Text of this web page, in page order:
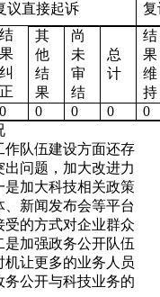
议直接起诉
复
结
果
纠
正
其
他
结
果
尚
未
审
结
总
计
结
果
维
持
0 0 0 0
0
作队伍建设方面还存
问题，加大改进力
是加大科技相关政策
新闻发布会等平台
的方式对企业群众
加强政务公开队伍
让更多的业务人员
公开与科技业务的